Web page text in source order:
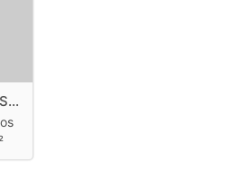
FeWo in Top-Lage - Strand nur 5 Min